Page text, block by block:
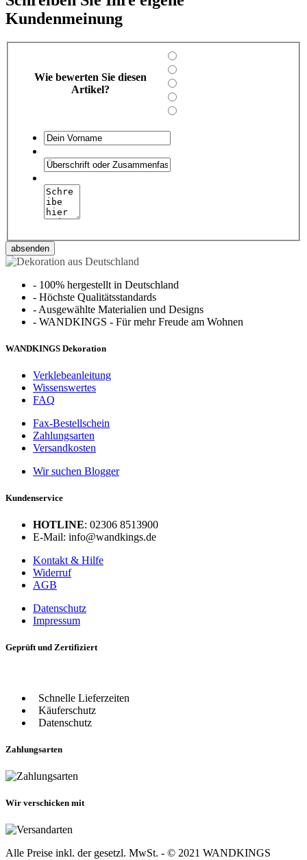
Kundenmeinung
Wie bewerten Sie diesen
Artikel?
absenden
- 100% hergestellt in Deutschland
- Höchste Qualitätsstandards
- Ausgewählte Materialien und Designs
- WANDKINGS - Für mehr Freude am Wohnen
WANDKINGS Dekoration
Verklebeanleitung
Wissenswertes
FAQ
Fax-Bestellschein
Zahlungsarten
Versandkosten
Wir suchen Blogger
Kundenservice
HOTLINE: 02306 8513900
E-Mail: info@wandkings.de
Kontakt & Hilfe
Widerruf
AGB
Datenschutz
Impressum
Geprüft und Zertifiziert
Schnelle Lieferzeiten
Käuferschutz
Datenschutz
Zahlungsarten
Wir verschicken mit
Alle Preise inkl. der gesetzl. MwSt. - © 2021 WANDKINGS